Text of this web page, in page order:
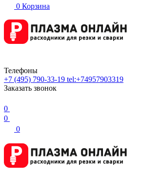
0 Корзина
Телефоны
+7 (495) 790-33-19 tel:+74957903319
Заказать звонок
0
0
0